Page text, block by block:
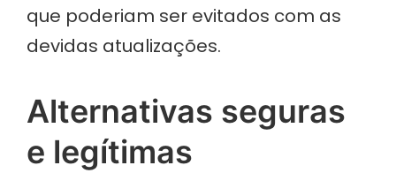
que poderiam ser evitados com as
devidas atualizações.
Alternativas seguras
e legítimas